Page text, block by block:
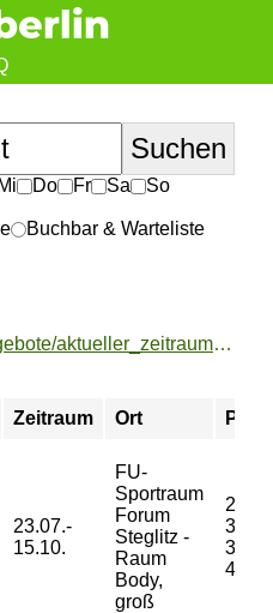
Mi Do Fr Sa
So
Buchbar & Warteliste
https://www.fu-sport.de/angebote/aktueller_zeitraum/_Zumba__Step.html
Zeitraum Ort Preis
23.07.-
15.10.
FU-
Sportraum
Forum
Steglitz -
Raum
Body,
groß
23/
37/
37/
49 €